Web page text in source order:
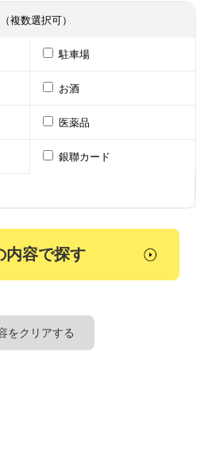
（複数選択可）
駐車場
お酒
医薬品
銀聯カード